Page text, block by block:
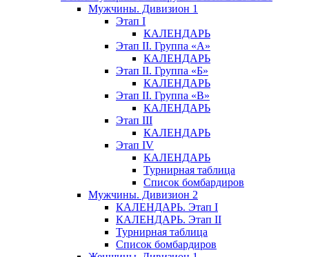
Мужчины. Дивизион 1
Этап I
КАЛЕНДАРЬ
Этап II. Группа «А»
КАЛЕНДАРЬ
Этап II. Группа «Б»
КАЛЕНДАРЬ
Этап II. Группа «В»
КАЛЕНДАРЬ
Этап III
КАЛЕНДАРЬ
Этап IV
КАЛЕНДАРЬ
Турнирная таблица
Список бомбардиров
Мужчины. Дивизион 2
КАЛЕНДАРЬ. Этап I
КАЛЕНДАРЬ. Этап II
Турнирная таблица
Список бомбардиров